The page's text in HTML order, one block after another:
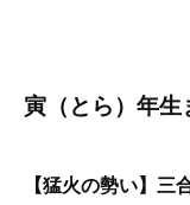
寅（とら）年生
【猛火の勢い】三